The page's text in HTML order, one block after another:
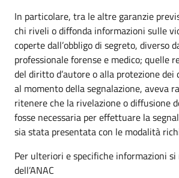
In particolare, tra le altre garanzie
chi riveli o diffonda informazioni sulle
coperte dall’obbligo di segreto, diverso
professionale forense e medico; quelle
del diritto d’autore o alla protezione dei
al momento della segnalazione, aveva
ritenere che la rivelazione o diffusione
fosse necessaria per effettuare la
sia stata presentata con le modalità
Per ulteriori e specifiche informazioni
dell’ANAC